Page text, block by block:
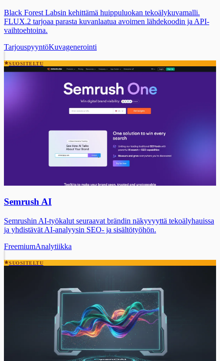
Black Forest Labsin kehittämä huippuluokan tekoälykuvamalli.
FLUX.2 tarjoaa parasta kuvanlaatua avoimen lähdekoodin ja API-
vaihtoehtoina.
TarjouspyyntöKuvagenerointi
SUOSITELTU
Semrush AI
Semrushin AI-työkalut seuraavat brändin näkyvyyttä tekoälyhauissa
ja yhdistävät AI-analyysin SEO- ja sisältötyöhön.
FreemiumAnalytiikka
SUOSITELTU